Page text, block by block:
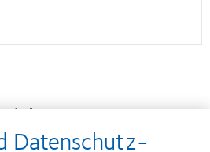
Datenschutz-